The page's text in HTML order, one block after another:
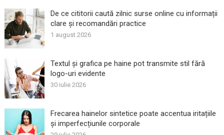
De ce cititorii caută zilnic surse online cu informații
clare și recomandări practice
1 august 2026
Textul și grafica pe haine pot transmite stil fără
logo-uri evidente
30 iulie 2026
Frecarea hainelor sintetice poate accentua iritațiile
și imperfecțiunile corporale